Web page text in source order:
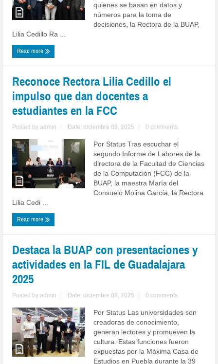
quienes se basan en datos y
números para la toma de
decisiones, la Rectora de la BUAP,
Lilia Cedillo Ra ...
Read more
Reconoce Rectora Lilia Cedillo el
impulso que dan docentes a
estudiantes en la FCC
Posted byadmin Date: diciembre 09, 2025 0 comments
Por Status Tras escuchar el
segundo Informe de Labores de la
directora de la Facultad de Ciencias
de la Computación (FCC) de la
BUAP, la maestra María del
Consuelo Molina García, la Rectora
Lilia Cedi ...
Read more
Destaca la BUAP con presentaciones y
actividades en la FIL de Guadalajara
2025
Posted byadmin Date: diciembre 08, 2025 0 comments
Por Status Las universidades son
creadoras de conocimiento,
generan lectores y promueven la
cultura. Estas funciones fueron
expuestas por la Máxima Casa de
Estudios en Puebla durante la 39